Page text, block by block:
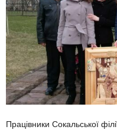
Працівники Сокальської